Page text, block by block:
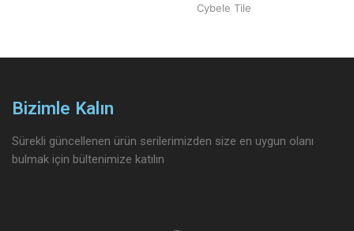
Cybele Tile
Bizimle Kalın
Sürekli güncellenen ürün serilerimizden size en uygun olanı
bulmak için bültenimize katılın